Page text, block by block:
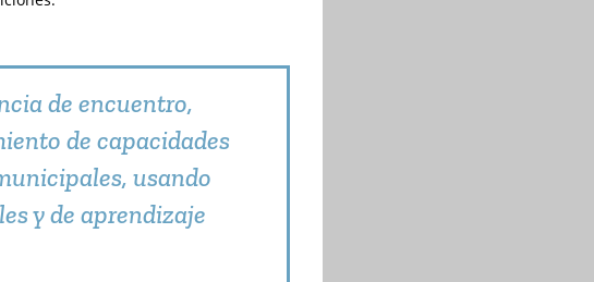
de encuentro,
de capacidades
usando
y de aprendizaje